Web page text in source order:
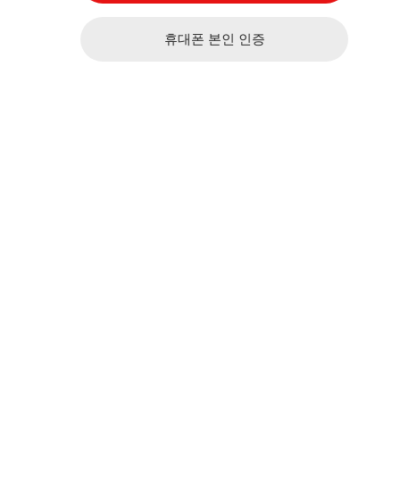
휴대폰 본인 인증